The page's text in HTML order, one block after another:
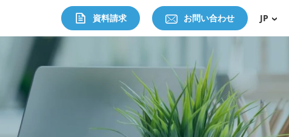
JP
資料請求 お問い合わせ